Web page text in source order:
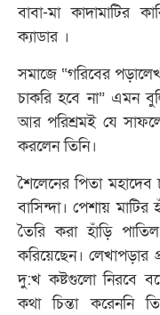
বাবা-মা কাদামাটির
ক্যাডার ।
সমাজে “গরিবের
চাকরি হবে না” এমন
আর পরিশ্রমই যে
করলেন তিনি।
শৈলেনের পিতা মহাদেব
বাসিন্দা। পেশায়
তৈরি করা হাঁড়ি
করিয়েছেন। লেখাপড়ার
দু:খ কষ্টগুলো নিরবে
কথা চিন্তা করেননি